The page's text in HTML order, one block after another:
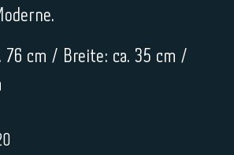
76 cm / Breite: ca. 35 cm /